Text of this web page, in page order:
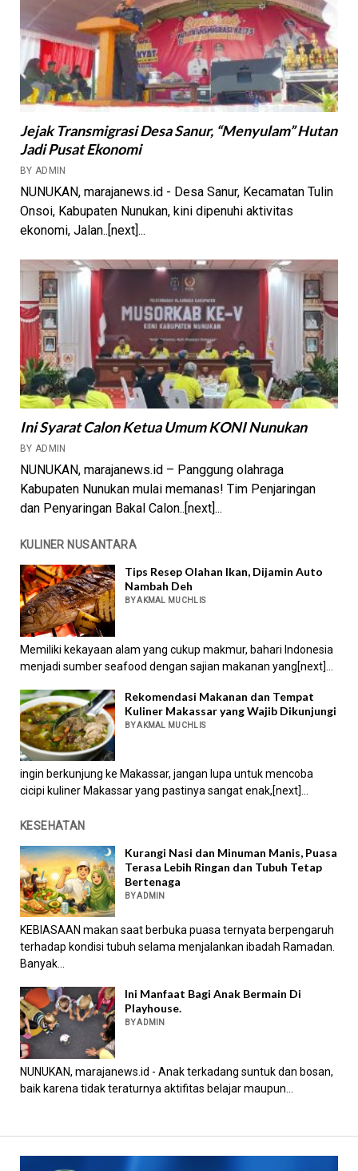
Jejak Transmigrasi Desa Sanur, “Menyulam” Hutan
Jadi Pusat Ekonomi
BY ADMIN
NUNUKAN, marajanews.id - Desa Sanur, Kecamatan Tulin
Onsoi, Kabupaten Nunukan, kini dipenuhi aktivitas
ekonomi, Jalan..[next]...
Ini Syarat Calon Ketua Umum KONI Nunukan
BY ADMIN
NUNUKAN, marajanews.id – Panggung olahraga
Kabupaten Nunukan mulai memanas! Tim Penjaringan
dan Penyaringan Bakal Calon..[next]...
KULINER NUSANTARA
Tips Resep Olahan Ikan, Dijamin Auto
Nambah Deh
BY AKMAL MUCHLIS
Memiliki kekayaan alam yang cukup makmur, bahari Indonesia
menjadi sumber seafood dengan sajian makanan yang[next]...
Rekomendasi Makanan dan Tempat
Kuliner Makassar yang Wajib Dikunjungi
BY AKMAL MUCHLIS
ingin berkunjung ke Makassar, jangan lupa untuk mencoba
cicipi kuliner Makassar yang pastinya sangat enak,[next]...
KESEHATAN
Kurangi Nasi dan Minuman Manis, Puasa
Terasa Lebih Ringan dan Tubuh Tetap
Bertenaga
BY ADMIN
KEBIASAAN makan saat berbuka puasa ternyata berpengaruh
terhadap kondisi tubuh selama menjalankan ibadah Ramadan.
Banyak...
Ini Manfaat Bagi Anak Bermain Di
Playhouse.
BY ADMIN
NUNUKAN, marajanews.id - Anak terkadang suntuk dan bosan,
baik karena tidak teraturnya aktifitas belajar maupun...